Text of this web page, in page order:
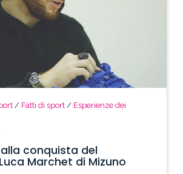
/ Fatti di sport / Esperienze dei
conquista del
Marchet di Mizuno